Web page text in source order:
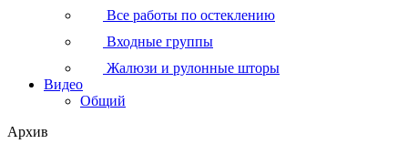
Все работы по остеклению
Входные группы
Жалюзи и рулонные шторы
Видео
Общий
Архив